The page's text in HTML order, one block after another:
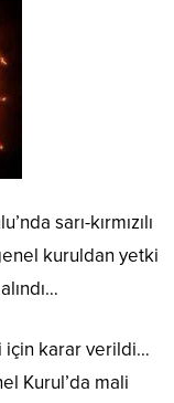
sarı-kırmızılı
kuruldan yetki
için karar verildi…
Kurul’da mali